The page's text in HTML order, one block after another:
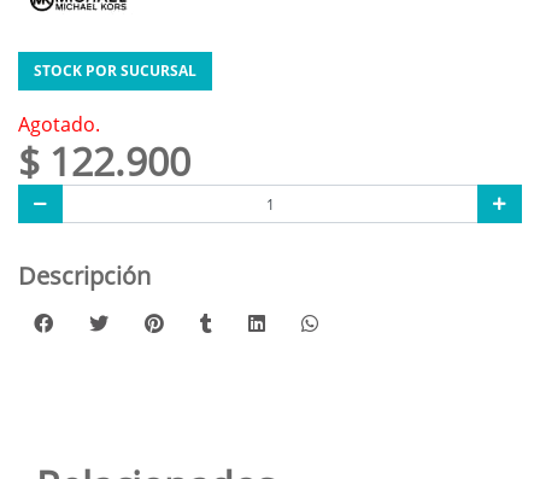
STOCK POR SUCURSAL
Agotado.
$ 122.900
Descripción